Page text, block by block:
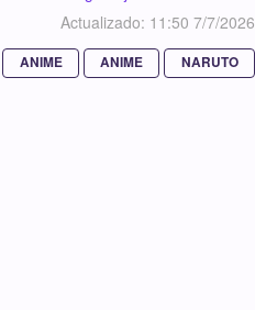
Actualizado: 11:50 7/7/2026
ANIME ANIME NARUTO